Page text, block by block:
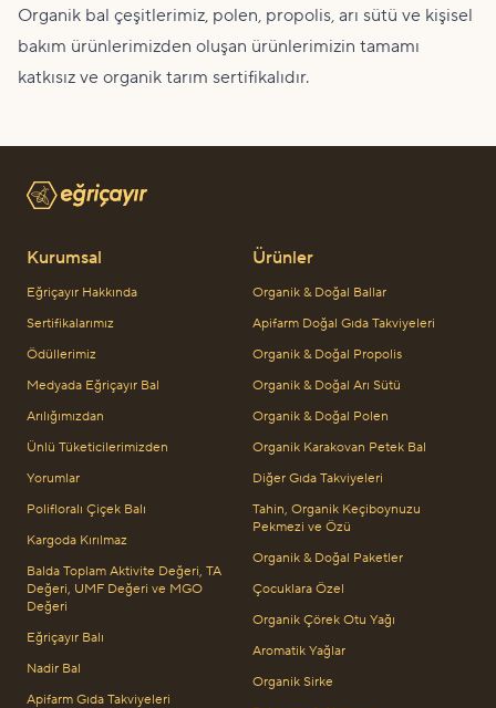
Organik bal çeşitlerimiz, polen, propolis, arı sütü ve kişisel
bakım ürünlerimizden oluşan ürünlerimizin tamamı
katkısız ve organik tarım sertifikalıdır.
Kurumsal
Eğriçayır Hakkında
Sertifikalarımız
Ödüllerimiz
Medyada Eğriçayır Bal
Arılığımızdan
Ünlü Tüketicilerimizden
Yorumlar
Polifloralı Çiçek Balı
Kargoda Kırılmaz
Balda Toplam Aktivite Değeri, TA
Değeri, UMF Değeri ve MGO
Değeri
Eğriçayır Balı
Nadir Bal
Apifarm Gıda Takviyeleri
Ürünler
Organik & Doğal Ballar
Apifarm Doğal Gıda Takviyeleri
Organik & Doğal Propolis
Organik & Doğal Arı Sütü
Organik & Doğal Polen
Organik Karakovan Petek Bal
Diğer Gıda Takviyeleri
Tahin, Organik Keçiboynuzu
Pekmezi ve Özü
Organik & Doğal Paketler
Çocuklara Özel
Organik Çörek Otu Yağı
Aromatik Yağlar
Organik Sirke